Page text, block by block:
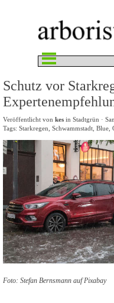
Menü
Schutz vor
Veröffentlicht von kes in Stadtgrün ·
Tags: Starkregen Schwammstadt Blue
Foto: Stefan Bernsmann auf Pixabay